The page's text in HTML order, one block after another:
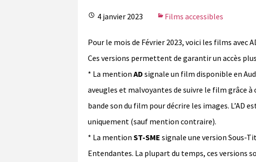
4 janvier 2023 Films accessibles
Pour le mois de Février 2023, voici les films avec
Ces versions permettent de garantir un accès
* La mention AD signale un film disponible en
aveugles et malvoyantes de suivre le film grâce
bande son du film pour décrire les images. L’AD
uniquement (sauf mention contraire).
* La mention ST-SME signale une version Sous-
Entendantes. La plupart du temps, ces versions